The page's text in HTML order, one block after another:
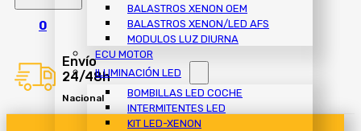
BALASTROS XENON OEM
BALASTROS XENON/LED AFS
MODULOS LUZ DIURNA
ECU MOTOR
ILUMINACIÓN LED
BOMBILLAS LED COCHE
INTERMITENTES LED
KIT LED-XENON
0
Envío
24/48h
Nacional